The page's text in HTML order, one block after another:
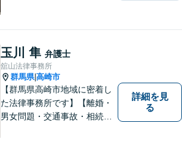
能】
玉川 隼 弁護士
舘山法律事務所
群馬県|高崎市
【群馬県高崎市地域に密着し
た法律事務所です】【離婚・
男女問題・交通事故・相続問
詳細を見
る